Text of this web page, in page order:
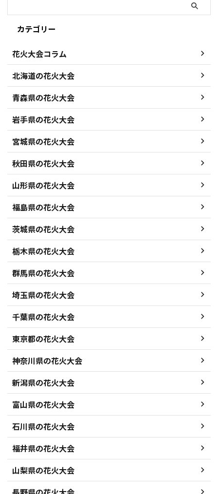
カテゴリー
花火大会コラム
北海道の花火大会
青森県の花火大会
岩手県の花火大会
宮城県の花火大会
秋田県の花火大会
山形県の花火大会
福島県の花火大会
茨城県の花火大会
栃木県の花火大会
群馬県の花火大会
埼玉県の花火大会
千葉県の花火大会
東京都の花火大会
神奈川県の花火大会
新潟県の花火大会
富山県の花火大会
石川県の花火大会
福井県の花火大会
山梨県の花火大会